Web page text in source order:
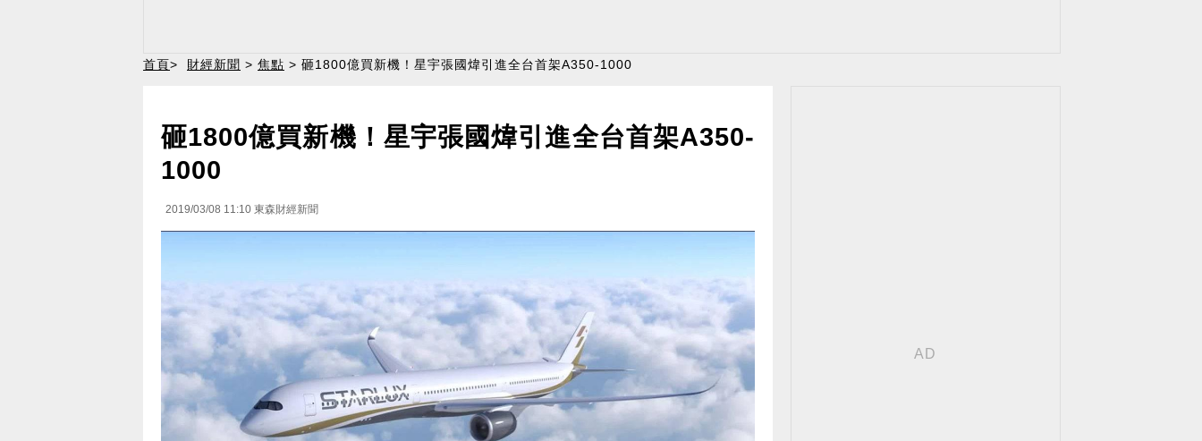
首頁> 財經新聞 > 焦點 > 砸1800億買新機！星宇張國煒引進全台首架A350-1000
砸1800億買新機！星宇張國煒引進全台首架A350-
1000
2019/03/08 11:10 東森財經新聞